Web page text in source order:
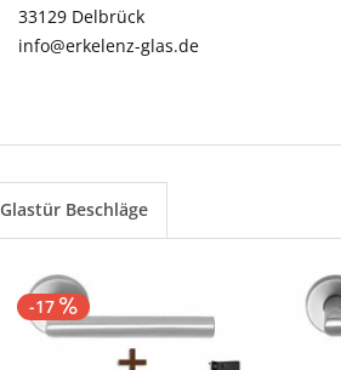
33129 Delbrück
info@erkelenz-glas.de
Glastür Beschläge
-17